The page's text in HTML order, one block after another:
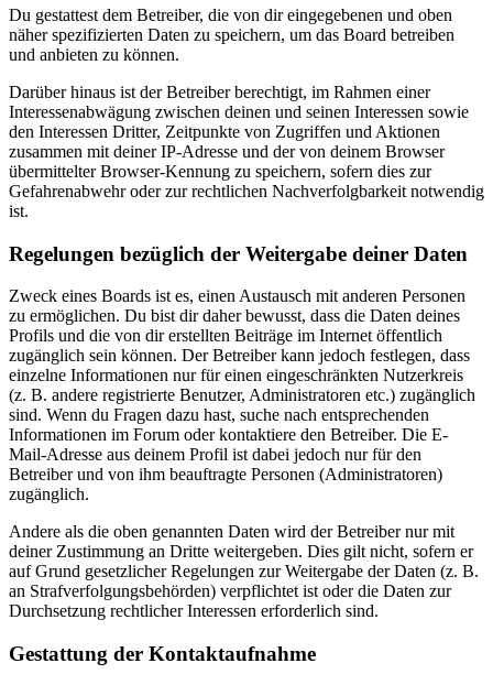
Du gestattest dem Betreiber, die von dir eingegebenen und oben
näher spezifizierten Daten zu speichern, um das Board betreiben
und anbieten zu können.
Darüber hinaus ist der Betreiber berechtigt, im Rahmen einer
Interessenabwägung zwischen deinen und seinen Interessen sowie
den Interessen Dritter, Zeitpunkte von Zugriffen und Aktionen
zusammen mit deiner IP-Adresse und der von deinem Browser
übermittelter Browser-Kennung zu speichern, sofern dies zur
Gefahrenabwehr oder zur rechtlichen Nachverfolgbarkeit notwendig
ist.
Regelungen bezüglich der Weitergabe deiner Daten
Zweck eines Boards ist es, einen Austausch mit anderen Personen
zu ermöglichen. Du bist dir daher bewusst, dass die Daten deines
Profils und die von dir erstellten Beiträge im Internet öffentlich
zugänglich sein können. Der Betreiber kann jedoch festlegen, dass
einzelne Informationen nur für einen eingeschränkten Nutzerkreis
(z. B. andere registrierte Benutzer, Administratoren etc.) zugänglich
sind. Wenn du Fragen dazu hast, suche nach entsprechenden
Informationen im Forum oder kontaktiere den Betreiber. Die E-
Mail-Adresse aus deinem Profil ist dabei jedoch nur für den
Betreiber und von ihm beauftragte Personen (Administratoren)
zugänglich.
Andere als die oben genannten Daten wird der Betreiber nur mit
deiner Zustimmung an Dritte weitergeben. Dies gilt nicht, sofern er
auf Grund gesetzlicher Regelungen zur Weitergabe der Daten (z. B.
an Strafverfolgungsbehörden) verpflichtet ist oder die Daten zur
Durchsetzung rechtlicher Interessen erforderlich sind.
Gestattung der Kontaktaufnahme